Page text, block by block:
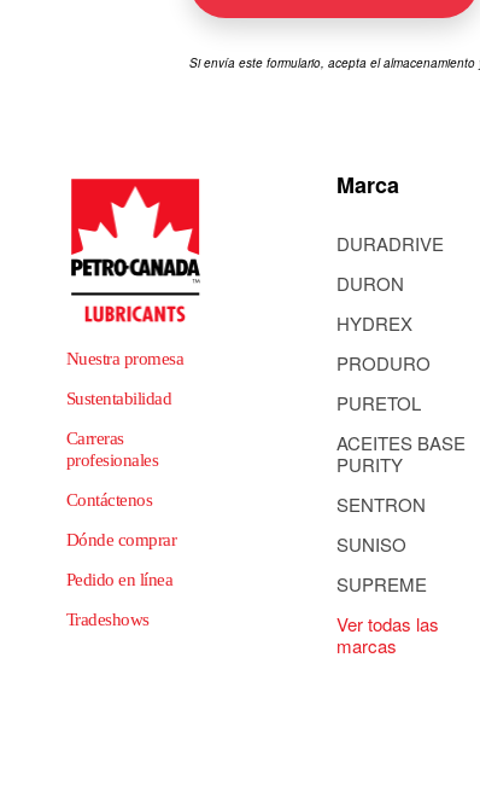
Si envía este formulario, acepta el
Nuestra promesa
Sustentabilidad
Carreras
profesionales
Contáctenos
Dónde comprar
Pedido en línea
Tradeshows
Marca
DURADRIVE
DURON
HYDREX
PRODURO
PURETOL
ACEITES BASE
PURITY
SENTRON
SUNISO
SUPREME
Ver todas las
marcas